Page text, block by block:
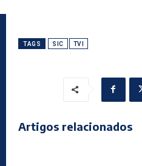
TAGS SIC TVI
Artigos relacionados